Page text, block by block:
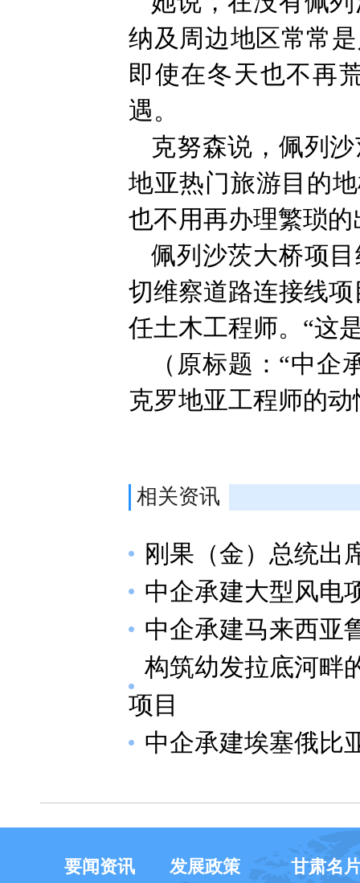
纳及周边地区常常
即使在冬天也不再
遇。
克努森说，佩列
地亚热门旅游目的
也不用再办理繁琐
佩列沙茨大桥项
切维察道路连接线
任土木工程师。“这
（原标题：“中
克罗地亚工程师的
相关资讯
刚果（金）总统出
中企承建大型风电
中企承建马来西亚
构筑幼发拉底河畔
项目
中企承建埃塞俄比
要闻资讯 发展政策 甘肃名